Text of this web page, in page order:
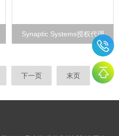
Synaptic Systems授权代理
下一页 末页